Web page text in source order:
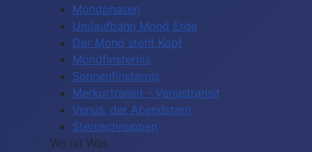
Mondphasen
Umlaufbahn Mond Erde
Der Mond steht Kopf
Mondfinsternis
Sonnenfinsternis
Merkurtransit - Venustransit
Venus, der Abendstern
Sternschnuppen
Wo ist Was